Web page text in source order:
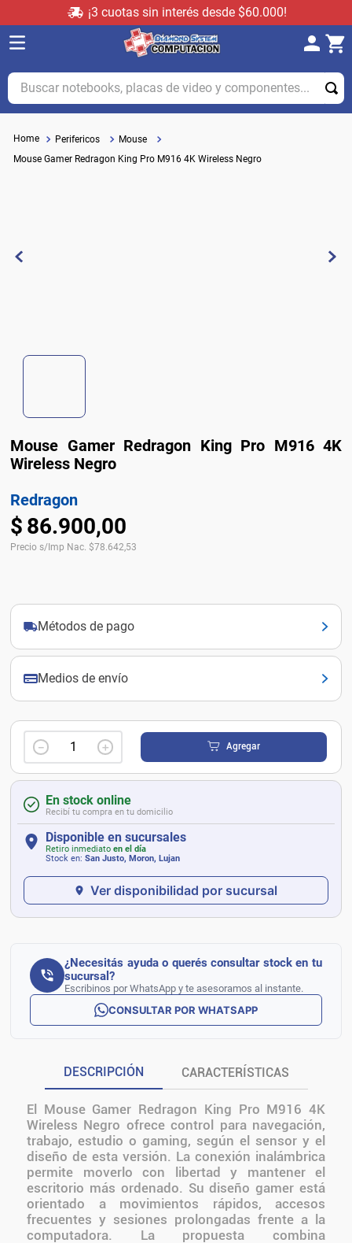
¡3 cuotas sin interés desde $60.000!
Buscar notebooks, placas de video y componentes...
Perifericos
Mouse
Mouse Gamer Redragon King Pro M916 4K Wireless Negro
Mouse Gamer Redragon King Pro M916 4K
Wireless Negro
Redragon
$ 86.900,00
Precio s/Imp Nac. $78.642,53
Métodos de pago
Medios de envío
＋
－ Agregar
En stock online
Recibí tu compra en tu domicilio
Disponible en sucursales
Retiro inmediato en el día
Stock en: San Justo, Moron, Lujan
Ver disponibilidad por sucursal
¿Necesitás ayuda o querés consultar stock en tu
sucursal?
Escribinos por WhatsApp y te asesoramos al instante.
CONSULTAR POR WHATSAPP
DESCRIPCIÓN CARACTERÍSTICAS
El Mouse Gamer Redragon King Pro M916 4K
Wireless Negro ofrece control para navegación,
trabajo, estudio o gaming, según el sensor y el
diseño de esta versión. La conexión inalámbrica
permite moverlo con libertad y mantener el
escritorio más ordenado. Su diseño gamer está
orientado a movimientos rápidos, accesos
frecuentes y sesiones prolongadas frente a la
computadora. La propuesta combina